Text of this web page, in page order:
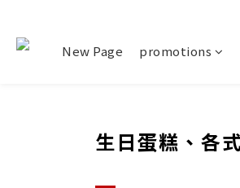
New Page promotions
生日蛋糕、各